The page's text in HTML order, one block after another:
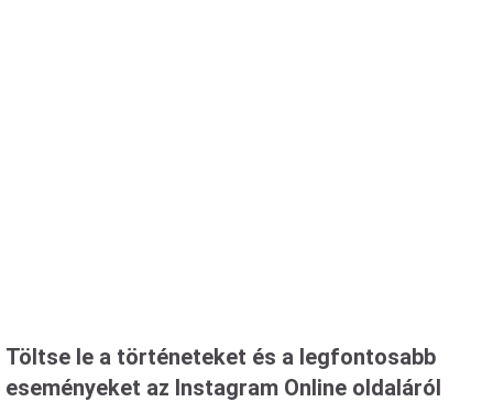
Töltse le a történeteket és a legfontosabb
eseményeket az Instagram Online oldaláról